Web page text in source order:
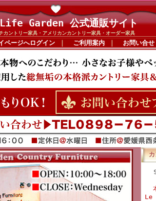
Garden 公式通販サイト
カントリー家具・アメリカンカントリー家具・オーダー家具
ページへログイン ご利用案内 お問い合せ
Le